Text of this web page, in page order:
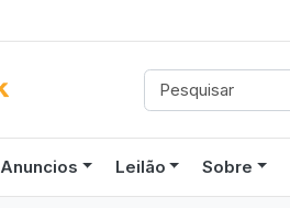
Anuncios Leilão Sobre